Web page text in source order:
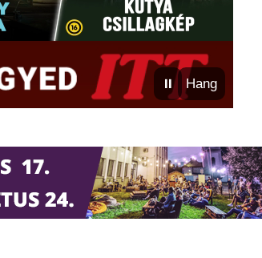
⏸ Hang